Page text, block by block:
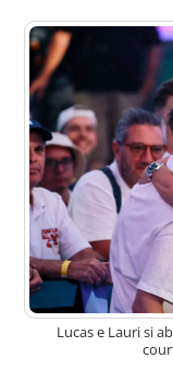
Lucas e Lauri si